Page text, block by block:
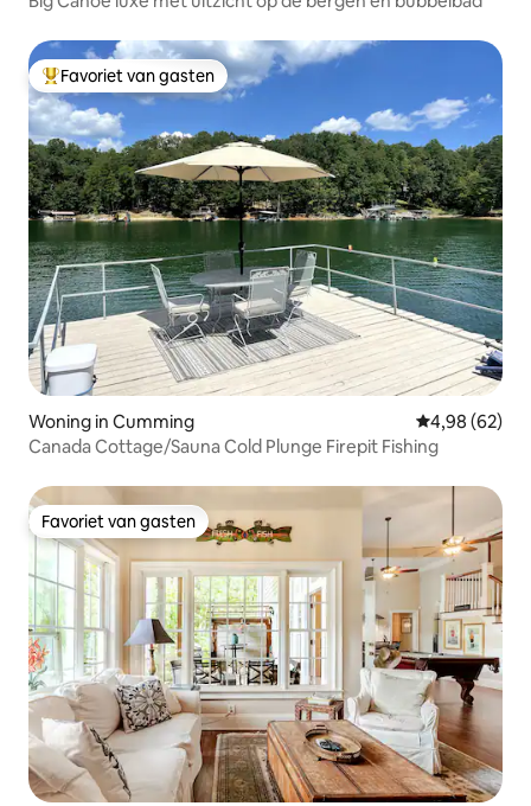
Topfavoriet van gasten
Favoriet van gasten
Woning in Cumming Gemiddelde
4,98 (62)
Canada Cottage/Sauna Cold Plunge Firepit Fishing
Favoriet van gasten
Favoriet van gasten